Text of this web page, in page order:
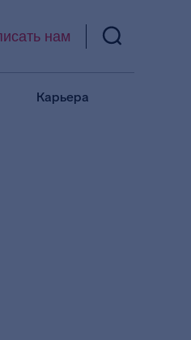
нам
Карьера